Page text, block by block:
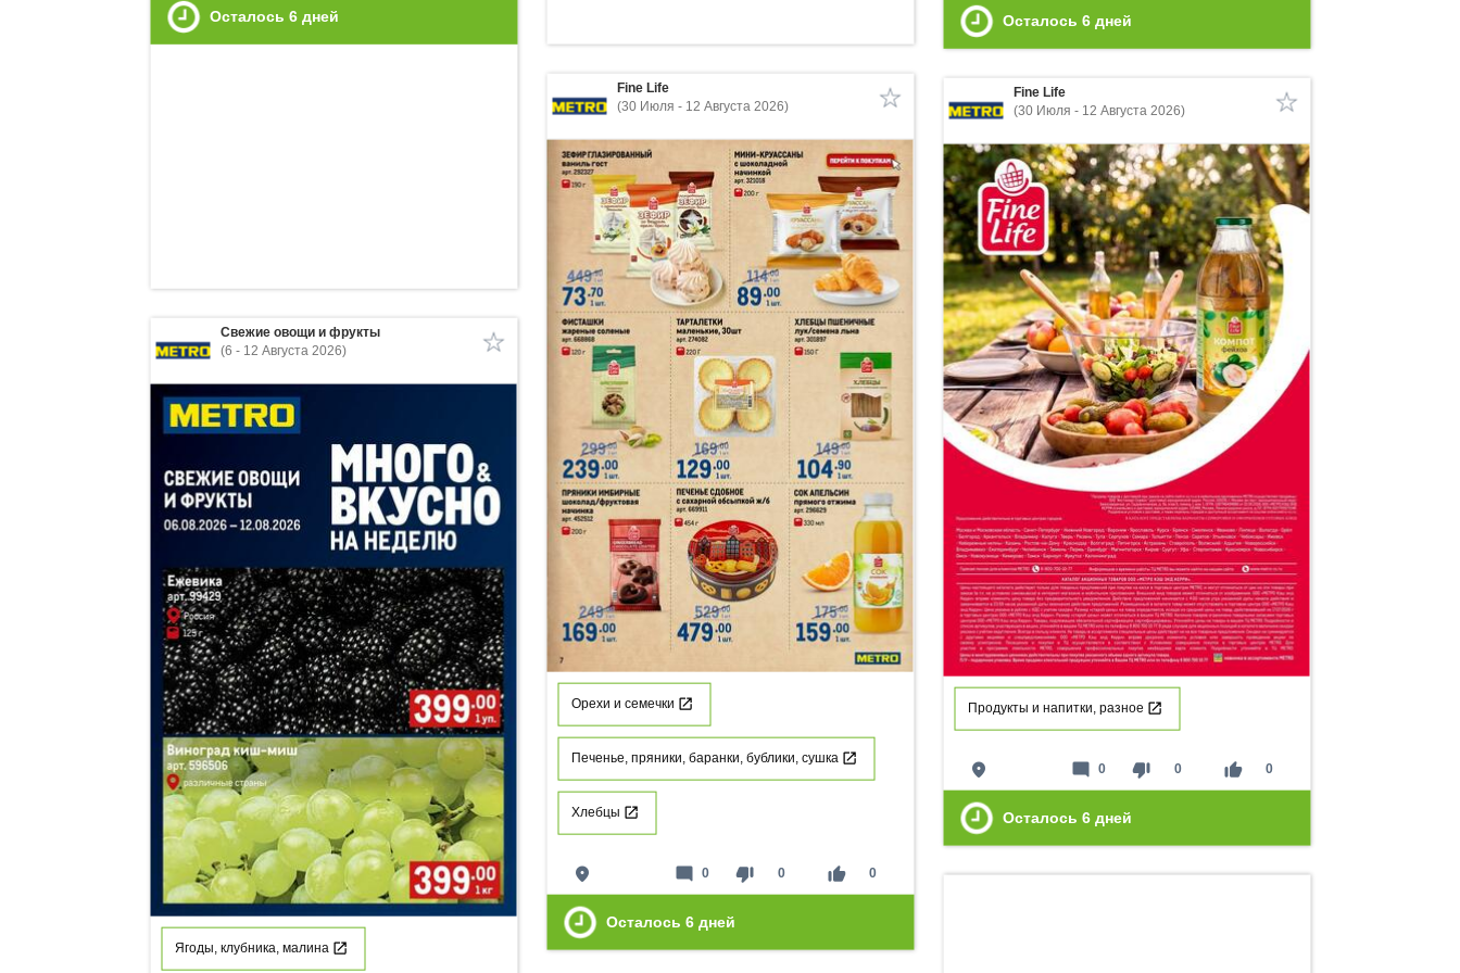
Осталось 6 дней
Осталось 6 дней
Fine Life
(30 Июля - 12 Августа 2026)
Орехи и семечки
Печенье, пряники, баранки, бублики, сушка
Хлебцы
place thumb_down 0 thumb_up 0
mode_comment 0
Осталось 6 дней
Fine Life
(30 Июля - 12 Августа 2026)
Продукты и напитки, разное
place thumb_down 0 thumb_up 0
mode_comment 0
Осталось 6 дней
Свежие овощи и фрукты
(6 - 12 Августа 2026)
Ягоды, клубника, малина